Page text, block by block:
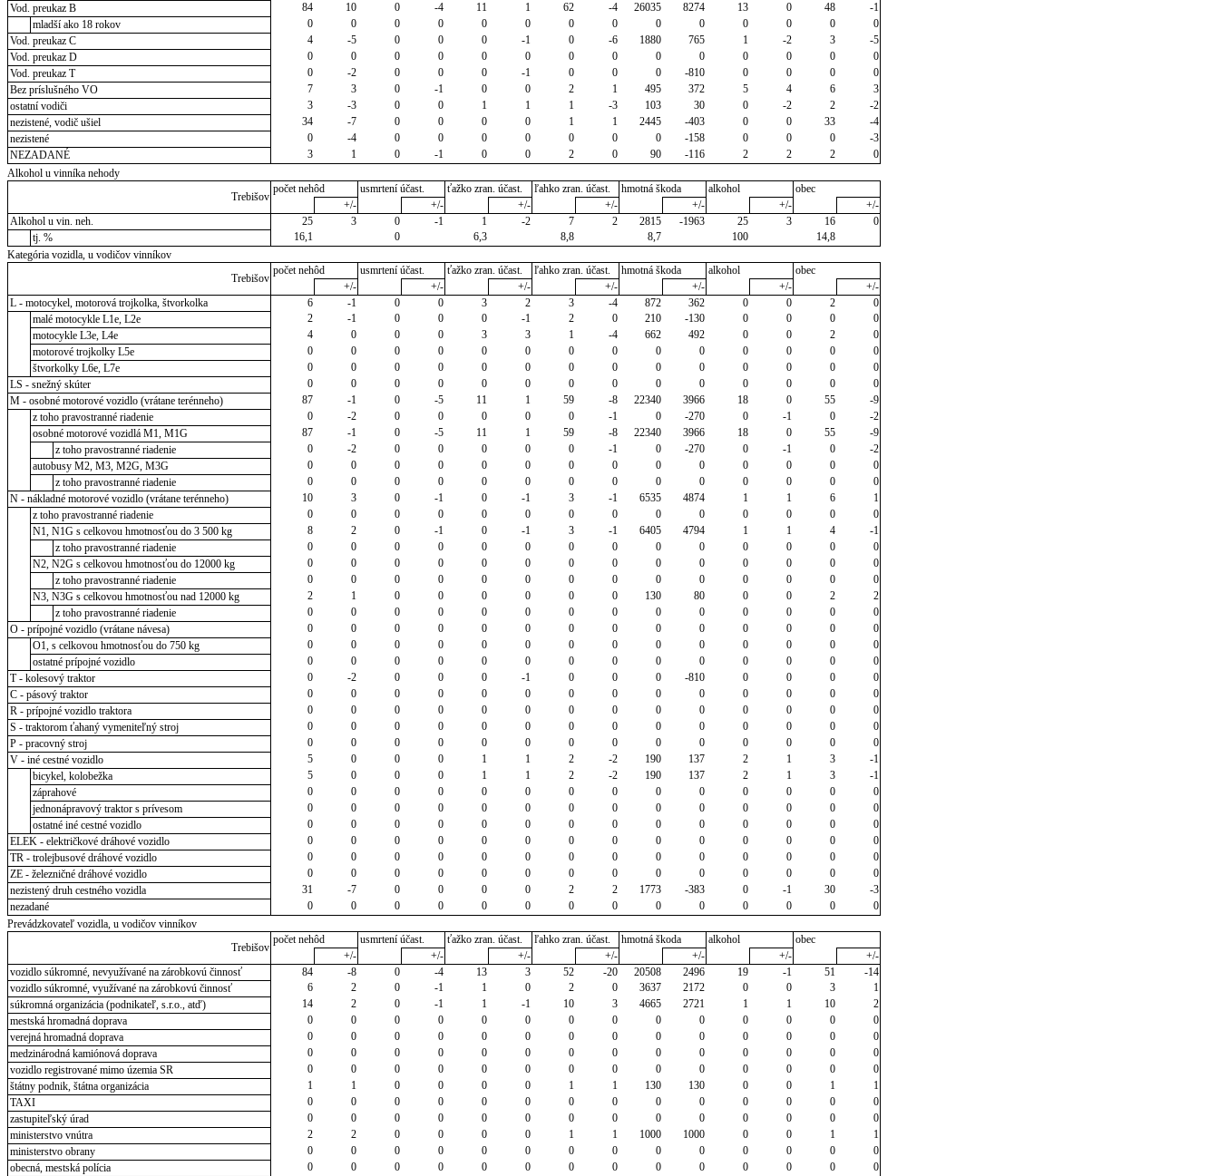
Vod. preukaz B
84 10 0 -4 11 1 62 -4 26035 8274 13 0 48
-1
mladší ako 18 rokov
0 0 0 0 0 0 0 0 0 0 0 0 0
0
Vod. preukaz C
4 -5 0 0 0 -1 0 -6 1880 765 1 -2 3
-5
Vod. preukaz D
0 0 0 0 0 0 0 0 0 0 0 0 0
0
Vod. preukaz T
0 -2 0 0 0 -1 0 0 0 -810 0 0 0
0
Bez príslušného VO
7 3 0 -1 0 0 2 1 495 372 5 4 6
3
ostatní vodiči
3 -3 0 0 1 1 1 -3 103 30 0 -2 2
-2
nezistené, vodič ušiel
34 -7 0 0 0 0 1 1 2445 -403 0 0 33
-4
nezistené
0 -4 0 0 0 0 0 0 0 -158 0 0 0
-3
NEZADANÉ
3 1 0 -1 0 0 2 0 90 -116 2 2 2
0
Alkohol u vinníka nehody
Trebišov
počet nehôd usmrtení účast. ťažko zran. účast. ľahko zran. účast. hmotná škoda alkohol
obec
+/-
+/- +/- +/- +/- +/-
+/-
Alkohol u vin. neh.
25 3 0 -1 1 -2 7 2 2815 -1963 25 3 16
0
tj. %
16,1 0 6,3 8,8 8,7 100
14,8
Kategória vozidla, u vodičov vinníkov
Trebišov
počet nehôd usmrtení účast. ťažko zran. účast. ľahko zran. účast. hmotná škoda alkohol
obec
+/-
+/- +/- +/- +/- +/-
+/-
L - motocykel, motorová trojkolka, štvorkolka
6 -1 0 0 3 2 3 -4 872 362 0 0 2
0
malé motocykle L1e, L2e
2 -1 0 0 0 -1 2 0 210 -130 0 0 0
0
motocykle L3e, L4e
4 0 0 0 3 3 1 -4 662 492 0 0 2
0
motorové trojkolky L5e
0 0 0 0 0 0 0 0 0 0 0 0 0
0
štvorkolky L6e, L7e
0 0 0 0 0 0 0 0 0 0 0 0 0
0
LS - snežný skúter
0 0 0 0 0 0 0 0 0 0 0 0 0
0
M - osobné motorové vozidlo (vrátane terénneho)
87 -1 0 -5 11 1 59 -8 22340 3966 18 0 55
-9
z toho pravostranné riadenie
0 -2 0 0 0 0 0 -1 0 -270 0 -1 0
-2
osobné motorové vozidlá M1, M1G
87 -1 0 -5 11 1 59 -8 22340 3966 18 0 55
-9
z toho pravostranné riadenie
0 -2 0 0 0 0 0 -1 0 -270 0 -1 0
-2
autobusy M2, M3, M2G, M3G
0 0 0 0 0 0 0 0 0 0 0 0 0
0
z toho pravostranné riadenie
0 0 0 0 0 0 0 0 0 0 0 0 0
0
N - nákladné motorové vozidlo (vrátane terénneho)
10 3 0 -1 0 -1 3 -1 6535 4874 1 1 6
1
z toho pravostranné riadenie
0 0 0 0 0 0 0 0 0 0 0 0 0
0
N1, N1G s celkovou hmotnosťou do 3 500 kg
8 2 0 -1 0 -1 3 -1 6405 4794 1 1 4
-1
z toho pravostranné riadenie
0 0 0 0 0 0 0 0 0 0 0 0 0
0
N2, N2G s celkovou hmotnosťou do 12000 kg
0 0 0 0 0 0 0 0 0 0 0 0 0
0
z toho pravostranné riadenie
0 0 0 0 0 0 0 0 0 0 0 0 0
0
N3, N3G s celkovou hmotnosťou nad 12000 kg
2 1 0 0 0 0 0 0 130 80 0 0 2
2
z toho pravostranné riadenie
0 0 0 0 0 0 0 0 0 0 0 0 0
0
O - prípojné vozidlo (vrátane návesa)
0 0 0 0 0 0 0 0 0 0 0 0 0
0
O1, s celkovou hmotnosťou do 750 kg
0 0 0 0 0 0 0 0 0 0 0 0 0
0
ostatné prípojné vozidlo
0 0 0 0 0 0 0 0 0 0 0 0 0
0
T - kolesový traktor
0 -2 0 0 0 -1 0 0 0 -810 0 0 0
0
C - pásový traktor
0 0 0 0 0 0 0 0 0 0 0 0 0
0
R - prípojné vozidlo traktora
0 0 0 0 0 0 0 0 0 0 0 0 0
0
S - traktorom ťahaný vymeniteľný stroj
0 0 0 0 0 0 0 0 0 0 0 0 0
0
P - pracovný stroj
0 0 0 0 0 0 0 0 0 0 0 0 0
0
V - iné cestné vozidlo
5 0 0 0 1 1 2 -2 190 137 2 1 3
-1
bicykel, kolobežka
5 0 0 0 1 1 2 -2 190 137 2 1 3
-1
záprahové
0 0 0 0 0 0 0 0 0 0 0 0 0
0
jednonápravový traktor s prívesom
0 0 0 0 0 0 0 0 0 0 0 0 0
0
ostatné iné cestné vozidlo
0 0 0 0 0 0 0 0 0 0 0 0 0
0
ELEK - električkové dráhové vozidlo
0 0 0 0 0 0 0 0 0 0 0 0 0
0
TR - trolejbusové dráhové vozidlo
0 0 0 0 0 0 0 0 0 0 0 0 0
0
ZE - železničné dráhové vozidlo
0 0 0 0 0 0 0 0 0 0 0 0 0
0
nezistený druh cestného vozidla
31 -7 0 0 0 0 2 2 1773 -383 0 -1 30
-3
nezadané
0 0 0 0 0 0 0 0 0 0 0 0 0
0
Prevádzkovateľ vozidla, u vodičov vinníkov
Trebišov
počet nehôd usmrtení účast. ťažko zran. účast. ľahko zran. účast. hmotná škoda alkohol
obec
+/-
+/- +/- +/- +/- +/-
+/-
vozidlo súkromné, nevyužívané na zárobkovú činnosť
84 -8 0 -4 13 3 52 -20 20508 2496 19 -1 51
-14
vozidlo súkromné, využívané na zárobkovú činnosť
6 2 0 -1 1 0 2 0 3637 2172 0 0 3
1
súkromná organizácia (podnikateľ, s.r.o., atď)
14 2 0 -1 1 -1 10 3 4665 2721 1 1 10
2
mestská hromadná doprava
0 0 0 0 0 0 0 0 0 0 0 0 0
0
verejná hromadná doprava
0 0 0 0 0 0 0 0 0 0 0 0 0
0
medzinárodná kamiónová doprava
0 0 0 0 0 0 0 0 0 0 0 0 0
0
vozidlo registrované mimo územia SR
0 0 0 0 0 0 0 0 0 0 0 0 0
0
štátny podnik, štátna organizácia
1 1 0 0 0 0 1 1 130 130 0 0 1
1
TAXI
0 0 0 0 0 0 0 0 0 0 0 0 0
0
zastupiteľský úrad
0 0 0 0 0 0 0 0 0 0 0 0 0
0
ministerstvo vnútra
2 2 0 0 0 0 1 1 1000 1000 0 0 1
1
ministerstvo obrany
0 0 0 0 0 0 0 0 0 0 0 0 0
0
obecná, mestská polícia
0 0 0 0 0 0 0 0 0 0 0 0 0
0